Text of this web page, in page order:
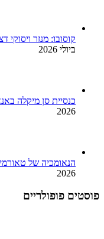
קוסובו: מנזר
ביולי 2026
כנסיית סן מיקלה
2026
הנאומכיה של
2026
פוסטים פופולריים